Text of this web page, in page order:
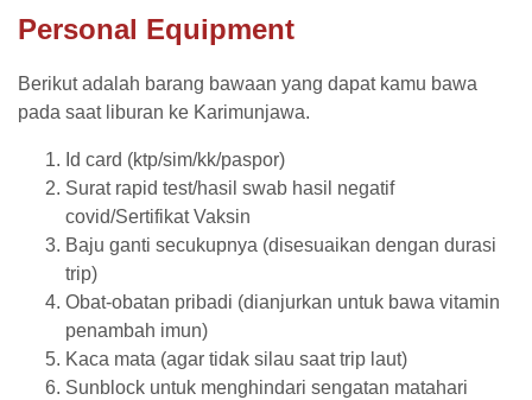
Personal Equipment
Berikut adalah barang bawaan yang dapat kamu bawa
pada saat liburan ke Karimunjawa.
Id card (ktp/sim/kk/paspor)
Surat rapid test/hasil swab hasil negatif
covid/Sertifikat Vaksin
Baju ganti secukupnya (disesuaikan dengan durasi
trip)
Obat-obatan pribadi (dianjurkan untuk bawa vitamin
penambah imun)
Kaca mata (agar tidak silau saat trip laut)
Sunblock untuk menghindari sengatan matahari